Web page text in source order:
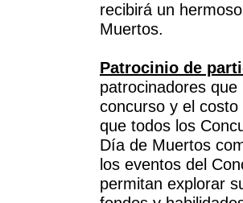
recibirá un
Muertos.
Patrocinio de
patrocinadores
concurso y el
que todos los
Día de Muertos
los eventos del
permitan explorar